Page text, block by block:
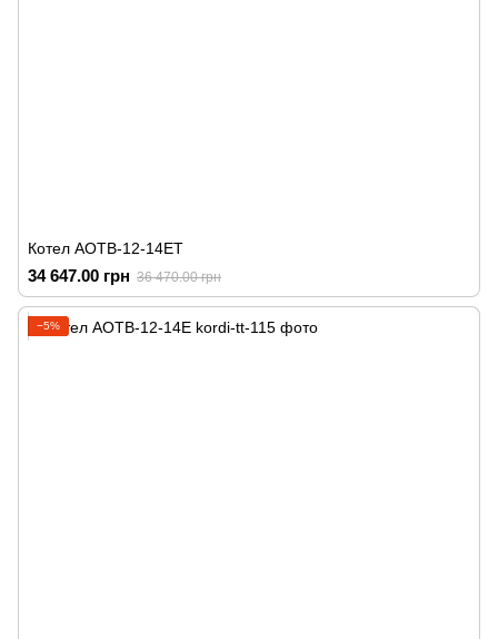
Котел АОТВ-12-14ЕТ
34 647.00 грн 36 470.00 грн
−5%